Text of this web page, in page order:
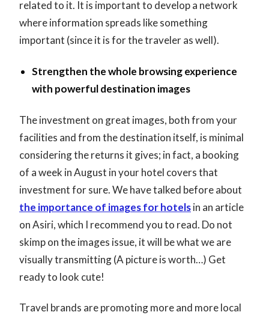
related to it. It is important to develop a network
where information spreads like something
important (since it is for the traveler as well).
Strengthen the whole browsing experience
with powerful destination images
The investment on great images, both from your
facilities and from the destination itself, is minimal
considering the returns it gives; in fact, a booking
of a week in August in your hotel covers that
investment for sure. We have talked before about
the importance of images for hotelsin an article
on Asiri, which I recommend you to read. Do not
skimp on the images issue, it will be what we are
visually transmitting (A picture is worth…) Get
ready to look cute!
Travel brands are promoting more and more local